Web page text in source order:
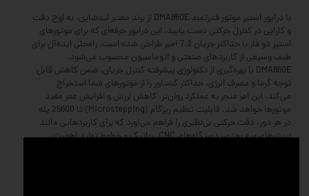
با درایور استپر موتور قدرتمند DMA860E از برند معتبر لیدشاین، به اوج دقت
و کارایی در کنترل حرکتی دست یابید. این درایور حرفه‌ای که برای موتورهای
استپر دو فاز با حداکثر جریان 7.2 آمپر طراحی شده است، راه‌حلی ایده‌آل برای
طیف وسیعی از کاربردهای صنعتی و اتوماسیون محسوب می‌شود.
DMA860E با بهره‌گیری از تکنولوژی پیشرفته کنترل جریان، ضمن کاهش قابل
توجه گرما و مصرف انرژی، حداکثر گشتاور را از موتورهای شما استخراج
می‌کند. این امر منجر به عملکرد روان‌تر، کاهش لرزش و افزایش عمر مفید
موتورها خواهد شد. قابلیت تنظیم ریز‌گام (Microstepping) تا 25600 پله
در هر دور، دقت حرکتی بی‌نظیری را فراهم می‌آورد که برای کاربردهایی مانند
پرینترهای سه بعدی، دستگاه‌های CNC، رباتیک و خطوط تولید اهمیت